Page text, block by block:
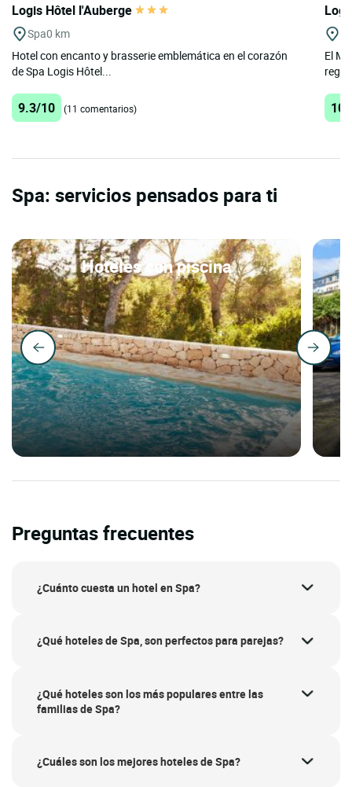
Logis Hôtel l'Auberge
Spa0 km
Hotel con encanto y brasserie emblemática en el corazón
de Spa Logis Hôtel...
9.3/10 (11 comentarios)
El
Spa: servicios pensados para ti
Hoteles con piscina
Preguntas frecuentes
¿Cuánto cuesta un hotel en Spa?
¿Qué hoteles de Spa, son perfectos para parejas?
¿Qué hoteles son los más populares entre las
familias de Spa?
¿Cuáles son los mejores hoteles de Spa?